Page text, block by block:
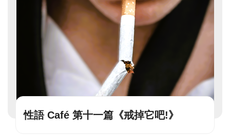
性語 Café 第十一篇《戒掉它吧!》